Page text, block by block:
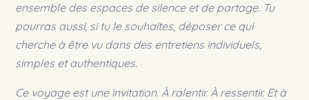
ensemble des espaces de silence et de partage. Tu
pourras aussi, si tu le souhaites, déposer ce qui
cherche à être vu dans des entretiens individuels,
simples et authentiques.
Ce voyage est une invitation. À ralentir. À ressentir. Et à